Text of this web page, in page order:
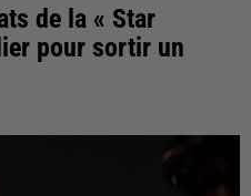
de la « Star
pour sortir un